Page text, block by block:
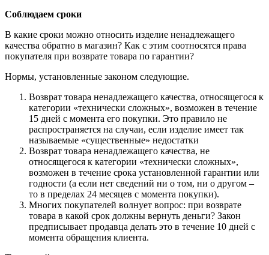
Соблюдаем сроки
В какие сроки можно относить изделие ненадлежащего
качества обратно в магазин? Как с этим соотносятся права
покупателя при возврате товара по гарантии?
Нормы, установленные законом следующие.
Возврат товара ненадлежащего качества, относящегося к
категории «технически сложных», возможен в течение
15 дней с момента его покупки. Это правило не
распространяется на случаи, если изделие имеет так
называемые «существенные» недостатки
Возврат товара ненадлежащего качества, не
относящегося к категории «технически сложных»,
возможен в течение срока установленной гарантии или
годности (а если нет сведений ни о том, ни о другом –
то в пределах 24 месяцев с момента покупки).
Многих покупателей волнует вопрос: при возврате
товара в какой срок должны вернуть деньги? Закон
предписывает продавца делать это в течение 10 дней с
момента обращения клиента.